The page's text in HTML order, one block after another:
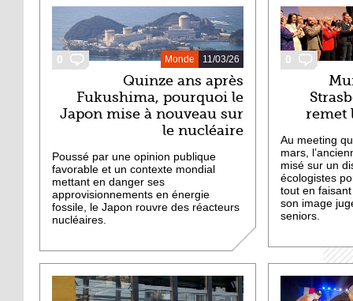
0 11/03/26
Monde
Quinze ans après
Fukushima, pourquoi le
Japon mise à nouveau sur
le nucléaire
Poussé par une opinion publique
favorable et un contexte mondial
mettant en danger ses
approvisionnements en énergie
fossile, le Japon rouvre des réacteurs
nucléaires.
0
remet
Au meeting
mars,
misé sur un
écologistes
tout en
son image
seniors.